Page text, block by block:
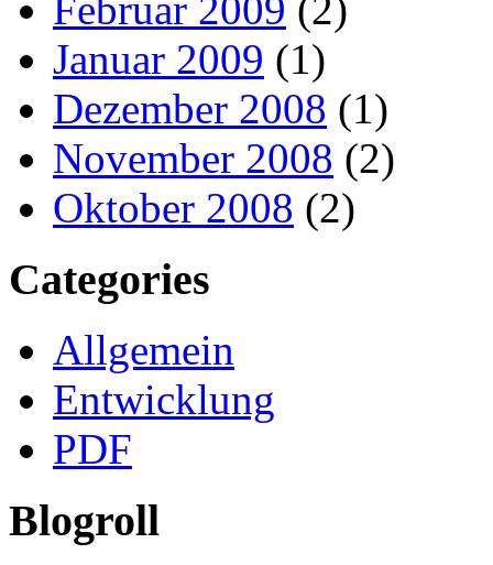
Januar 2009 (1)
Dezember 2008 (1)
November 2008 (2)
Oktober 2008 (2)
Categories
Allgemein
Entwicklung
PDF
Blogroll